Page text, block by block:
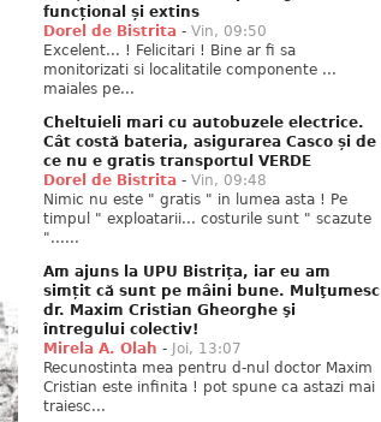
funcțional și extins
Dorel de Bistrita - Vin, 09:50
Excelent... ! Felicitari ! Bine ar fi sa
monitorizati si localitatile componente ...
maiales pe...
Cheltuieli mari cu autobuzele electrice.
Cât costă bateria, asigurarea Casco și de
ce nu e gratis transportul VERDE
Dorel de Bistrita - Vin, 09:48
Nimic nu este " gratis " in lumea asta ! Pe
timpul " exploatarii... costurile sunt " scazute
"......
Am ajuns la UPU Bistrița, iar eu am
simțit că sunt pe mâini bune. Mulţumesc
dr. Maxim Cristian Gheorghe şi
întregului colectiv!
Mirela A. Olah - Joi, 13:07
Recunostinta mea pentru d-nul doctor Maxim
Cristian este infinita ! pot spune ca astazi mai
traiesc...